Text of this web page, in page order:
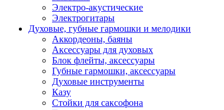
Электро-акустические
Электрогитары
Духовые, губные гармошки и мелодики
Аккордеоны, баяны
Аксессуары для духовых
Блок флейты, аксессуары
Губные гармошки, аксессуары
Духовые инструменты
Казу
Стойки для саксофона